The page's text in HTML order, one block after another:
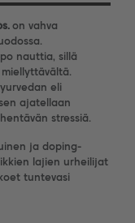
on vahva
nauttia, sillä
eli
ajatellaan
stressiä.
ja doping-
lajien urheilijat
tuntevasi